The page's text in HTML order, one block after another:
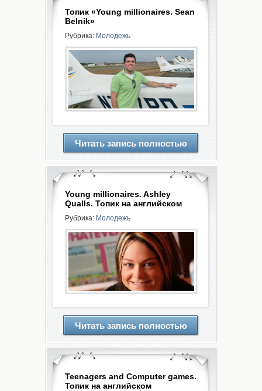
Топик «Young millionaires. Sean
Belnik»
Рубрика: Молодежь
Читать запись полностью
Young millionaires. Ashley
Qualls. Топик на английском
Рубрика: Молодежь
Читать запись полностью
Teenagers and Computer games.
Топик на английском